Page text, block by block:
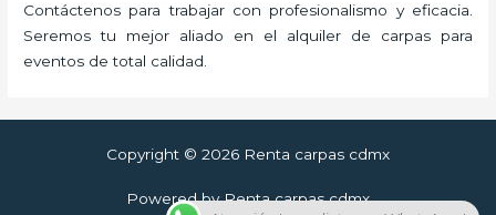
Contáctenos para trabajar con profesionalismo y eficacia.
Seremos tu mejor aliado en el alquiler de carpas para
eventos de total calidad.
Copyright © 2026 Renta carpas cdmx
Powered by Renta carpas cdmx